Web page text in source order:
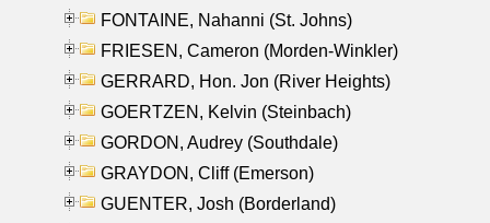
FONTAINE, Nahanni (St. Johns)
FRIESEN, Cameron (Morden-Winkler)
GERRARD, Hon. Jon (River Heights)
GOERTZEN, Kelvin (Steinbach)
GORDON, Audrey (Southdale)
GRAYDON, Cliff (Emerson)
GUENTER, Josh (Borderland)